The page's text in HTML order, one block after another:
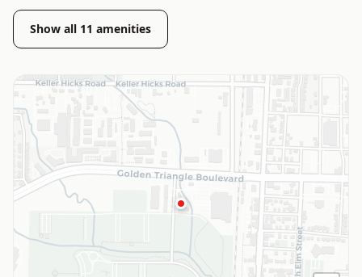
Show all 11 amenities